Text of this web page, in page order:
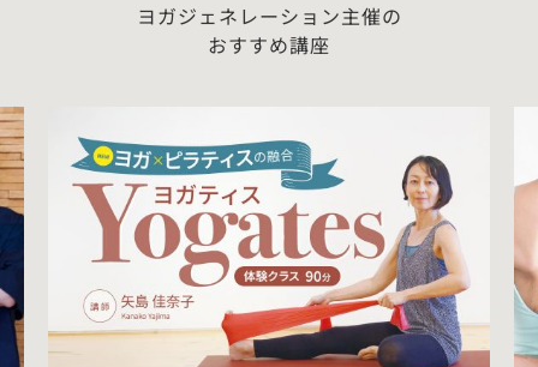
ヨガジェネレーション主催の
おすすめ講座